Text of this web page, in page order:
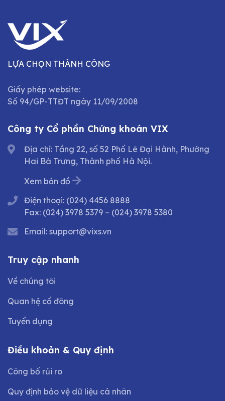
LỰA CHỌN THÀNH CÔNG
Giấy phép website:
Số 94/GP-TTĐT ngày 11/09/2008
Công ty Cổ phần Chứng khoán VIX
Địa chỉ: Tầng 22, số 52 Phố Lê Đại Hành, Phường
Hai Bà Trưng, Thành phố Hà Nội.
Xem bản đồ
Điện thoại: (024) 4456 8888
Fax: (024) 3978 5379 – (024) 3978 5380
Email: support@vixs.vn
Truy cập nhanh
Về chúng tôi
Quan hệ cổ đông
Tuyển dụng
Điều khoản & Quy định
Công bố rủi ro
Quy định bảo vệ dữ liệu cá nhân